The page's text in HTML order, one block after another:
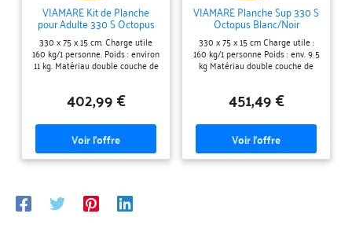
VIAMARE Kit de Planche
pour Adulte 330 S Octopus
Orange/Blanc Normal
330 x 75 x 15 cm. Charge utile
160 kg/1 personne. Poids : environ
11 kg. Matériau double couche de
qualité supérieure, construction
antidérapants.
402,99 €
VIAMARE Planche Sup 330 S
Octopus Blanc/Noir
330 x 75 x 15 cm Charge utile :
160 kg/1 personne Poids : env. 9 5
kg Matériau double couche de
qualité supérieure - Construction
antidérapant
451,49 €